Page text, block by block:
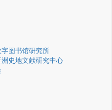
图书馆研究所
史地文献研究中心